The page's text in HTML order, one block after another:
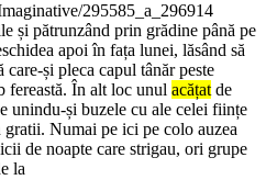
295585_a_296914
și pătrunzând prin grădine până pe
apoi în fața lunei, lăsând să
care-și pleca capul tânăr peste
fereastă. În alt loc unul acățatde
unindu-și buzele cu ale celei ființe
gratii. Numai pe ici pe colo auzea
de noapte care strigau, ori grupe
la